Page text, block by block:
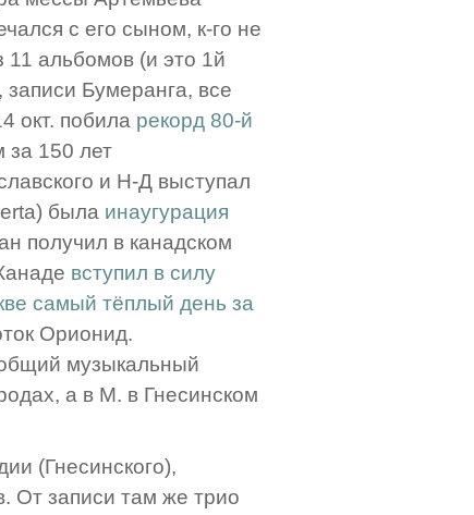
с его сыном, к-го не
11 альбомов (и это 1й
Бумеранга, все
окт. побила рекорд 80-й
за 150 лет
и Н-Д выступал
была инаугурация
получил в канадском
вступил в силу
самый тёплый день за
Орионид.
музыкальный
а в М. в Гнесинском
(Гнесинского),
От записи там же трио